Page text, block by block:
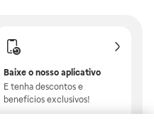
Baixe o nosso aplicativo
E tenha descontos e
benefícios exclusivos!